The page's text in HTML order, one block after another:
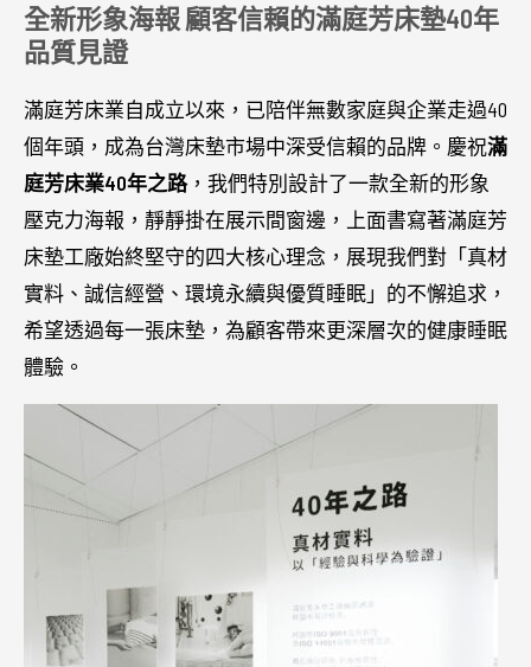
全新形象海報 顧客信賴的滿庭芳床墊40年
品質見證
滿庭芳床業自成立以來，已陪伴無數家庭與企業走過40
個年頭，成為台灣床墊市場中深受信賴的品牌。慶祝滿
庭芳床業40年之路，我們特別設計了一款全新的形象
壓克力海報，靜靜掛在展示間窗邊，上面書寫著滿庭芳
床墊工廠始終堅守的四大核心理念，展現我們對「真材
實料、誠信經營、環境永續與優質睡眠」的不懈追求，
希望透過每一張床墊，為顧客帶來更深層次的健康睡眠
體驗。